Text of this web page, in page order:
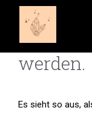
Es
werden.
Es sieht so aus,